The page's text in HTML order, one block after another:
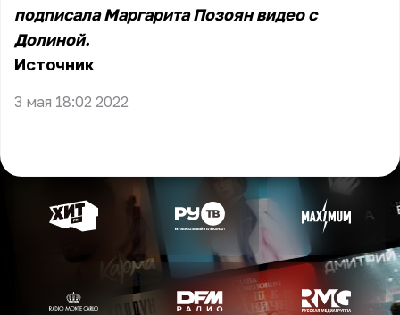
подписала Маргарита Позоян видео с
Долиной.
Источник
3 мая 18:02 2022